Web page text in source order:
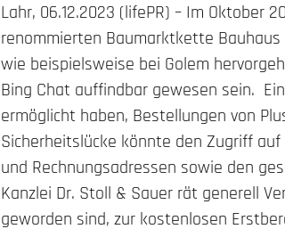
Lahr, 06.12.2023 (lifePR) – Im Oktober
renommierten Baumarktkette
wie beispielsweise bei Golem
Bing Chat auffindbar gewesen sein.
ermöglicht haben, Bestellungen von
Sicherheitslücke könnte den Zugriff
und Rechnungsadressen sowie den
Kanzlei Dr. Stoll & Sauer rät generell
geworden sind, zur kostenlosen